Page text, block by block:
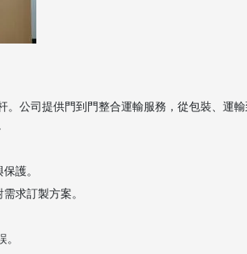
公司提供門到門整合運輸服務，從包裝、運
護。
求訂製方案。